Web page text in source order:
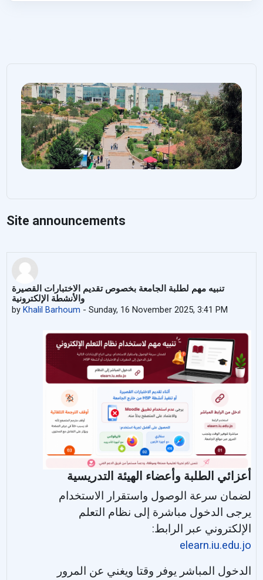
Site announcements
تنبيه مهم لطلبة الجامعة بخصوص تقديم الاختبارات القصيرة
والأنشطة الإلكترونية
by Khalil Barhoum -Sunday, 16 November 2025, 3:41 PM
أعزائي الطلبة وأعضاء الهيئة التدريسية
لضمان سرعة الوصول واستقرار الاستخدام
يرجى الدخول مباشرة إلى نظام التعلم
الإلكتروني عبر الرابط:
elearn.iu.edu.jo
الدخول المباشر يوفر وقتا ويغني عن المرور